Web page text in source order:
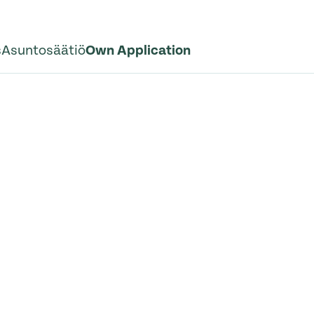
AsuntosäätiöOwn Application